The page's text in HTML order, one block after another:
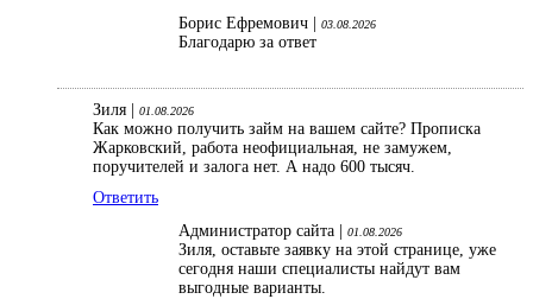
Борис Ефремович | 03.08.2026
Благодарю за ответ
Зиля | 01.08.2026
Как можно получить займ на вашем сайте? Прописка
Жарковский, работа неофициальная, не замужем,
поручителей и залога нет. А надо 600 тысяч.
Ответить
Администратор сайта |
01.08.2026
Зиля, оставьте заявку на этой странице, уже
сегодня наши специалисты найдут вам
выгодные варианты.